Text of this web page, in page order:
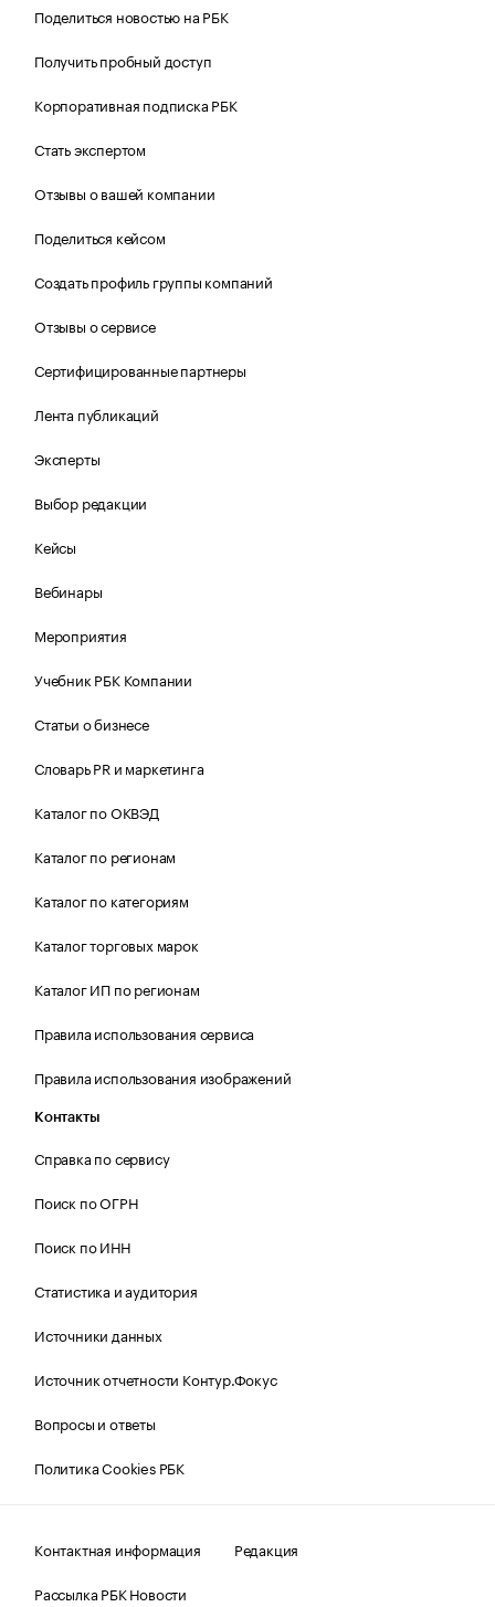
Поделиться новостью на РБК
Получить пробный доступ
Корпоративная подписка РБК
Стать экспертом
Отзывы о вашей компании
Поделиться кейсом
Создать профиль группы компаний
Отзывы о сервисе
Сертифицированные партнеры
Лента публикаций
Эксперты
Выбор редакции
Кейсы
Вебинары
Мероприятия
Учебник РБК Компании
Статьи о бизнесе
Словарь PR и маркетинга
Каталог по ОКВЭД
Каталог по регионам
Каталог по категориям
Каталог торговых марок
Каталог ИП по регионам
Правила использования сервиса
Правила использования изображений
Контакты
Справка по сервису
Поиск по ОГРН
Поиск по ИНН
Статистика и аудитория
Источники данных
Источник отчетности Контур.Фокус
Вопросы и ответы
Политика Cookies РБК
Контактная информация
Редакция
Рассылка РБК Новости